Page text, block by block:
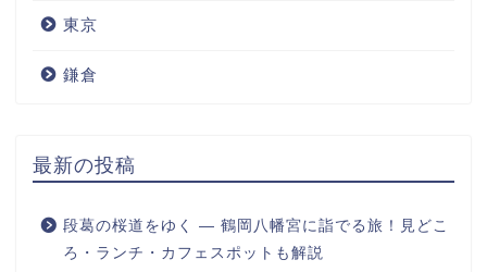
東京
鎌倉
最新の投稿
段葛の桜道をゆく ― 鶴岡八幡宮に詣でる旅！見どこ
ろ・ランチ・カフェスポットも解説